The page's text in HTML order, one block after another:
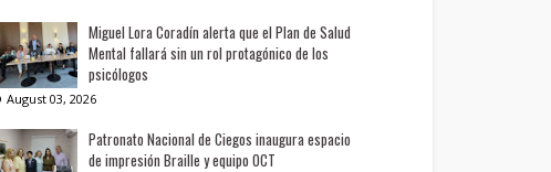
Miguel Lora Coradín alerta que el Plan de Salud
Mental fallará sin un rol protagónico de los
psicólogos
August 03, 2026
Patronato Nacional de Ciegos inaugura espacio
de impresión Braille y equipo OCT